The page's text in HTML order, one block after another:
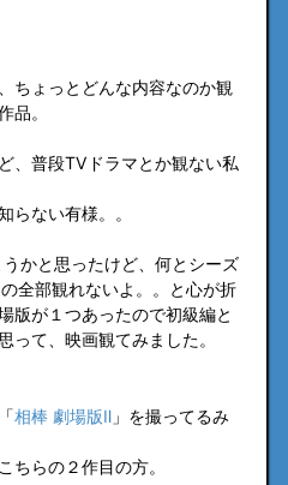
ちょっとどんな内容なのか観
品。
、普段TVドラマとか観ない私
らない有様。。
かと思ったけど、何とシーズ
全部観れないよ。。と心が折
版が１つあったので初級編と
って、映画観てみました。
相棒 劇場版Ⅱ」を撮ってるみ
ちらの２作目の方。